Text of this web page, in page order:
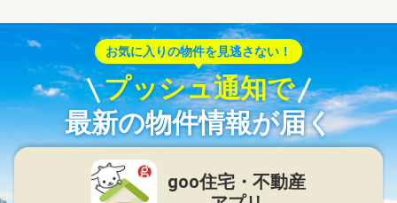
お気に入りの物件を見逃さない！
プッシュ通知で
最新の物件情報が届く
goo住宅・不動産